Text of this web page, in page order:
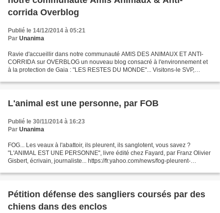
corrida Overblog
Publié le 14/12/2014 à 05:21
Par Unanima
Ravie d'accueillir dans notre communauté AMIS DES ANIMAUX ET ANTI-
CORRIDA sur OVERBLOG un nouveau blog consacré à l'environnement et
à la protection de Gaia : "LES RESTES DU MONDE"... Visitons-le SVP,
L'animal est une personne, par FOB
Publié le 30/11/2014 à 16:23
Par Unanima
FOG... Les veaux à l'abattoir, ils pleurent, ils sanglotent, vous savez ?
"L'ANIMAL EST UNE PERSONNE", livre édité chez Fayard, par Franz Olivier
Gisbert, écrivain, journaliste... https://fr.yahoo.com/news/fog-pleurent-
Pétition défense des sangliers coursés par des
chiens dans des enclos